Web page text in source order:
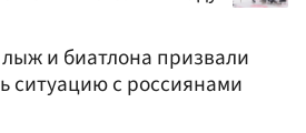
и биатлона призвали
ситуацию с россиянами